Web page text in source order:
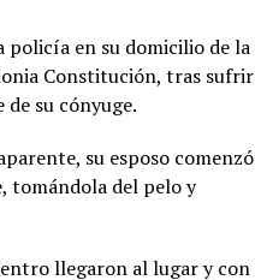
policía en su domicilio de la
Constitución, tras sufrir
su cónyuge.
su esposo comenzó
tomándola del pelo y
llegaron al lugar y con